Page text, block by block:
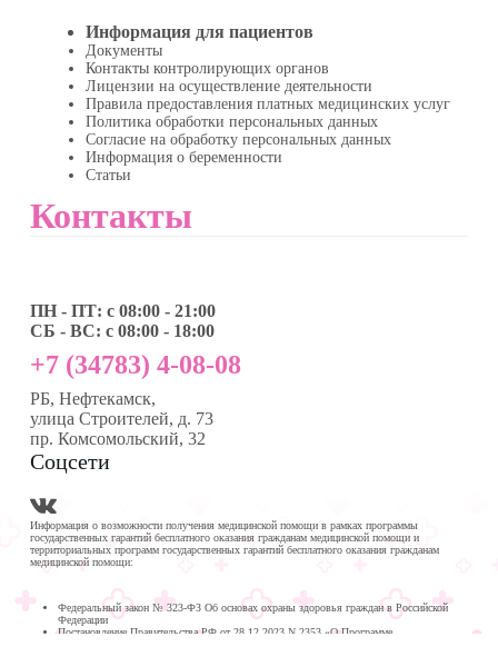
Информация для пациентов
Документы
Контакты контролирующих органов
Лицензии на осуществление деятельности
Правила предоставления платных медицинских услуг
Политика обработки персональных данных
Согласие на обработку персональных данных
Информация о беременности
Статьи
Контакты
ПН - ПТ: с 08:00 - 21:00
СБ - ВС: с 08:00 - 18:00
+7 (34783) 4-08-08
РБ, Нефтекамск,
улица Строителей, д. 73
пр. Комсомольский, 32
Соцсети
Информация о возможности получения медицинской помощи в рамках программы
государственных гарантий бесплатного оказания гражданам медицинской помощи и
территориальных программ государственных гарантий бесплатного оказания гражданам
медицинской помощи:
Федеральный закон № 323-ФЗ Об основах охраны здоровья граждан в Российской
Федерации
Постановление Правительства РФ от 28.12.2023 N 2353 «О Программе